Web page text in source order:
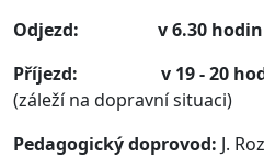
Odjezd:
v 6.30 hodin
Příjezd:
v 19 - 20
(záleží na dopravní situaci)
Pedagogický doprovod: J.